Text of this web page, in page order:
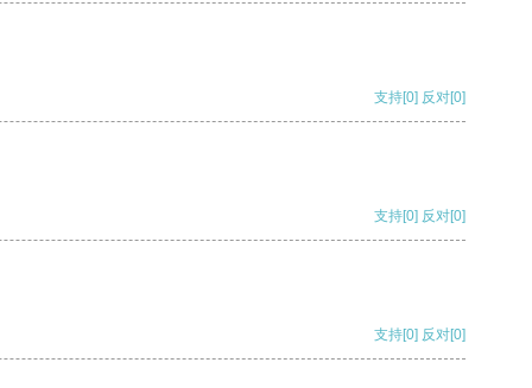
支持[0] 反对[0]
支持[0] 反对[0]
支持[0] 反对[0]